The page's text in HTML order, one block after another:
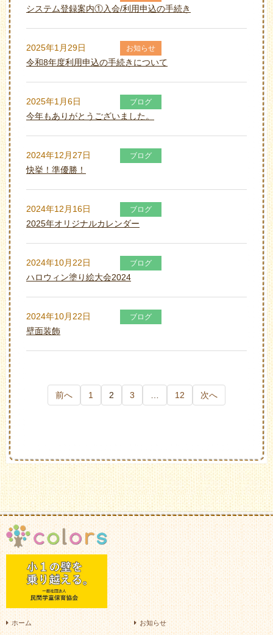
システム登録案内①入会/利用申込の手続き
2025年1月29日 お知らせ
令和8年度利用申込の手続きについて
2025年1月6日 ブログ
今年もありがとうございました。
2024年12月27日 ブログ
快挙！準優勝！
2024年12月16日 ブログ
2025年オリジナルカレンダー
2024年10月22日 ブログ
ハロウィン塗り絵大会2024
2024年10月22日 ブログ
壁面装飾
前へ 1 2 3 … 12 次へ
ホーム お知らせ